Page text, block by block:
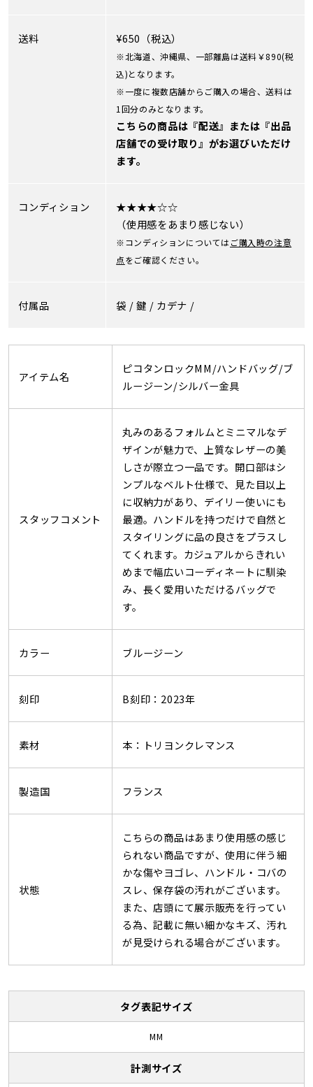
送料 ¥650（税込）
※北海道、沖縄県、一部離島は送料￥890(税
込)となります。
※一度に複数店舗からご購入の場合、送料は
1回分のみとなります。
こちらの商品は『配送』または『出品
店舗での受け取り』がお選びいただけ
ます。
コンディション
★★★★☆☆
（使用感をあまり感じない）
※コンディションについてはご購入時の注意
点をご確認ください。
付属品 袋 /鍵 / カデナ /
アイテム名
ピコタンロックMM/ハンドバッグ/ブ
ルージーン/シルバー金具
スタッフコメント
丸みのあるフォルムとミニマルなデ
ザインが魅力で、上質なレザーの美
しさが際立つ一品です。開口部はシ
ンプルなベルト仕様で、見た目以上
に収納力があり、デイリー使いにも
最適。ハンドルを持つだけで自然と
スタイリングに品の良さをプラスし
てくれます。カジュアルからきれい
めまで幅広いコーディネートに馴染
み、長く愛用いただけるバッグで
す。
カラー ブルージーン
刻印 B刻印：2023年
素材 本：トリヨンクレマンス
製造国 フランス
状態
こちらの商品はあまり使用感の感じ
られない商品ですが、使用に伴う細
かな傷やヨゴレ、ハンドル・コバの
スレ、保存袋の汚れがございます。
また、店頭にて展示販売を行ってい
る為、記載に無い細かなキズ、汚れ
が見受けられる場合がございます。
タグ表記サイズ
MM
計測サイズ